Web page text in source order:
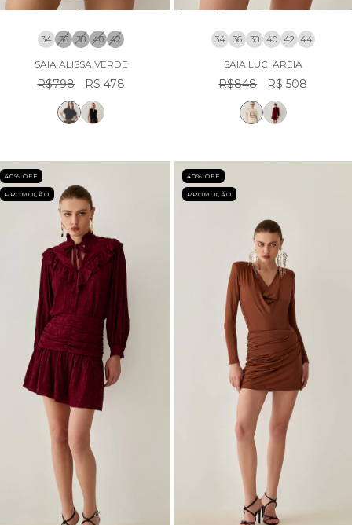
34 36 38 40 42
SAIA ALISSA VERDE
R$798 R$ 478
34 36 38 40 42 44
SAIA LUCI AREIA
R$848 R$ 508
40% OFF
PROMOÇÃO
40% OFF
PROMOÇÃO